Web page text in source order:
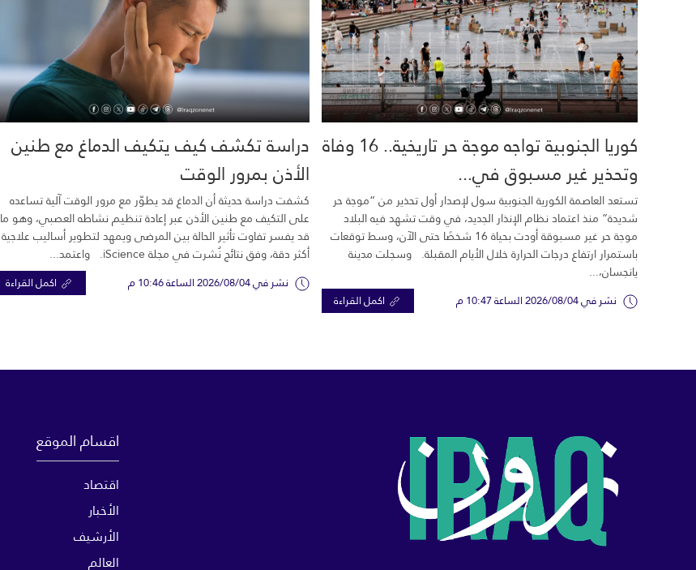
كوريا الجنوبية تواجه موجة حر تاريخية.. 16 وفاة
وتحذير غير مسبوق في...
تستعد العاصمة الكورية الجنوبية سول لإصدار أول تحذير من “موجة حر
شديدة” منذ اعتماد نظام الإنذار الجديد، في وقت تشهد فيه البلاد
موجة حر غير مسبوقة أودت بحياة 16 شخصًا حتى الآن، وسط توقعات
باستمرار ارتفاع درجات الحرارة خلال الأيام المقبلة. وسجلت مدينة
يانجسان،...
نشر في 2026/08/04 الساعة 10:47 م اكمل القراءة
دراسة تكشف كيف يتكيف الدماغ مع طنين
الأذن بمرور الوقت
كشفت دراسة حديثة أن الدماغ قد يطوّر مع مرور الوقت آلية تساعده
على التكيف مع طنين الأذن عبر إعادة تنظيم نشاطه العصبي، وهو ما
قد يفسر تفاوت تأثير الحالة بين المرضى ويمهد لتطوير أساليب علاجية
أكثر دقة، وفق نتائج نُشرت في مجلة iScience. واعتمد...
نشر في 2026/08/04 الساعة 10:46 م اكمل القراءة
اقسام الموقع
اقتصاد
الأخبار
الأرشيف
العالم